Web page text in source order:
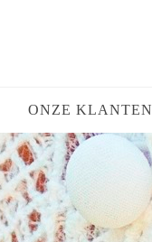
ONZE KLANTEN